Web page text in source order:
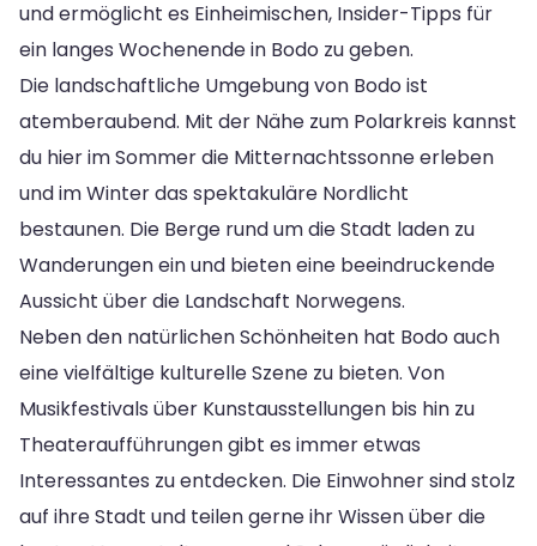
und ermöglicht es Einheimischen, Insider-Tipps für
ein langes Wochenende in Bodo zu geben.
Die landschaftliche Umgebung von Bodo ist
atemberaubend. Mit der Nähe zum Polarkreis kannst
du hier im Sommer die Mitternachtssonne erleben
und im Winter das spektakuläre Nordlicht
bestaunen. Die Berge rund um die Stadt laden zu
Wanderungen ein und bieten eine beeindruckende
Aussicht über die Landschaft Norwegens.
Neben den natürlichen Schönheiten hat Bodo auch
eine vielfältige kulturelle Szene zu bieten. Von
Musikfestivals über Kunstausstellungen bis hin zu
Theateraufführungen gibt es immer etwas
Interessantes zu entdecken. Die Einwohner sind stolz
auf ihre Stadt und teilen gerne ihr Wissen über die